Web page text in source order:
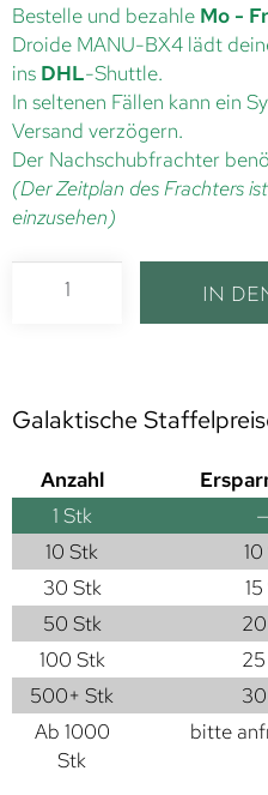
Bestelle und bezahle Mo -
Droide MANU-BX4 lädt
ins DHL-Shuttle.
In seltenen Fällen kann ein
Versand verzögern.
Der Nachschubfrachter
(Der Zeitplan des Frachters
einzusehen)
IN
Galaktische
Anzahl
1 Stk —
10 Stk
10
30 Stk
15
50 Stk
100 Stk
25
500+ Stk
Ab 1000
Stk
bitte